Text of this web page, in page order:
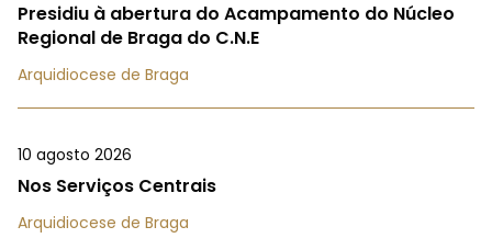
Presidiu à abertura do Acampamento do Núcleo
Regional de Braga do C.N.E
Arquidiocese de Braga
10 agosto 2026
Nos Serviços Centrais
Arquidiocese de Braga